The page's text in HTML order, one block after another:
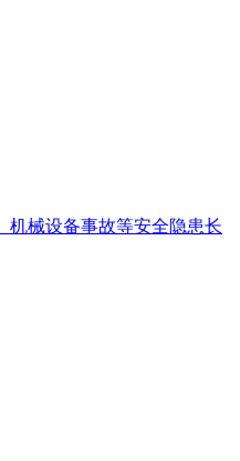
机械设备事故等安全隐患长